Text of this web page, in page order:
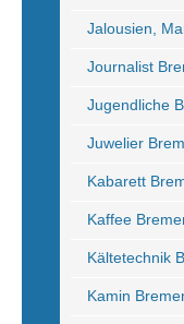
Jalousien,
Journalist
Jugendliche
Juwelier
Kabarett
Kaffee
Kältetechnik
Kamin